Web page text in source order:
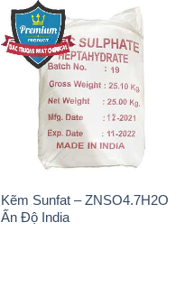
Kẽm Sunfat – ZNSO4.7H2O
Ấn Độ India